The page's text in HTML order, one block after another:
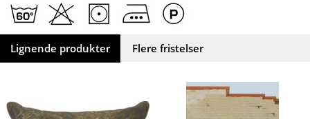
Lignende produkter Flere fristelser